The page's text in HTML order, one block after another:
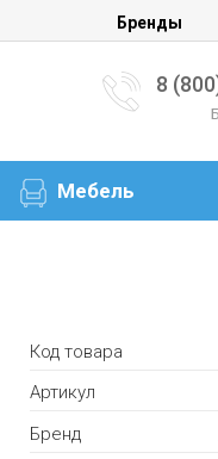
Бренды
8
Мебель
Код товара
Артикул
Бренд